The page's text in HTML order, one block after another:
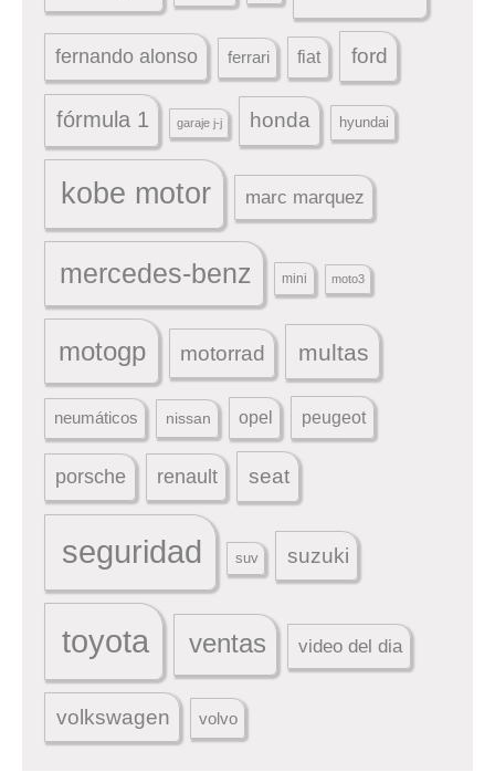
fernando alonso ferrari fiat ford
fórmula 1 garaje j-j honda hyundai
kobe motor marc marquez
mercedes-benz mini moto3
motogp motorrad multas
neumáticos nissan opel peugeot
porsche renault seat
seguridad suv suzuki
toyota ventas video del dia
volkswagen volvo